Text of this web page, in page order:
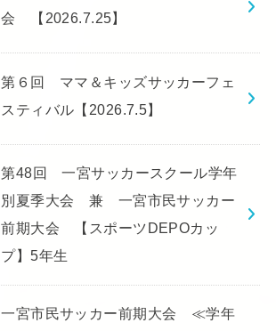
会 【2026.7.25】
第６回 ママ＆キッズサッカーフェ
スティバル【2026.7.5】
第48回 一宮サッカースクール学年
別夏季大会 兼 一宮市民サッカー
前期大会 【スポーツDEPOカッ
プ】5年生
一宮市民サッカー前期大会 ≪学年